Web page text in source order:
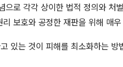
로 각각 상이한 법적 정의와 처
보호와 공정한 재판을 위해 매
있는 것이 피해를 최소화하는 방